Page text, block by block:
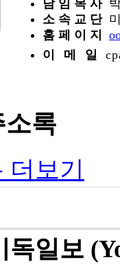
담 임 목 사
소 속 교 단
홈 페 이 지
이 메 일
소록
보기
독일보